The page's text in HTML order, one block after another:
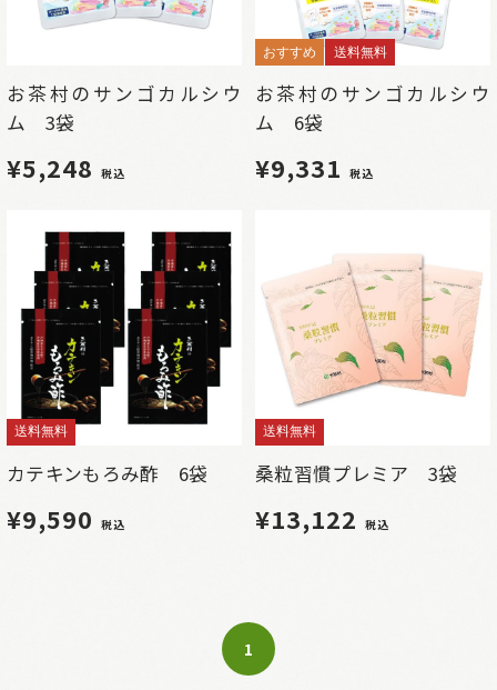
お茶村のサンゴカルシウ
ム 3袋
¥5,248 税込
おすすめ 送料無料
お茶村のサンゴカルシウ
ム 6袋
¥9,331 税込
送料無料
カテキンもろみ酢 6袋
¥9,590 税込
送料無料
桑粒習慣プレミア 3袋
¥13,122 税込
1